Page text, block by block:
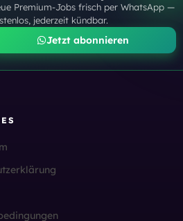
Premium-Jobs frisch per WhatsApp —
jederzeit kündbar.
Jetzt abonnieren